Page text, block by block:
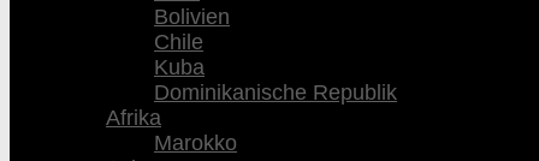
Bolivien
Chile
Kuba
Dominikanische Republik
Afrika
Marokko